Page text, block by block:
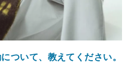
いて、教えてください。